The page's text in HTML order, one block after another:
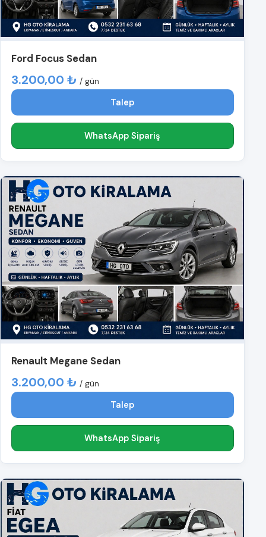
Ford Focus Sedan
3.200,00 ₺ / gün
Talep
WhatsApp Sipariş
Renault Megane Sedan
3.200,00 ₺ / gün
Talep
WhatsApp Sipariş